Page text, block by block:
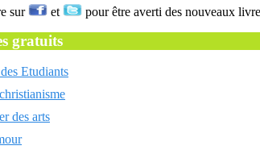
sur et pour être averti des nouveaux
gratuits
Etudiants
des arts